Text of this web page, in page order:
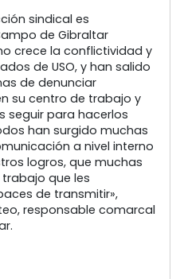
sindical es
de Gibraltar
crece la conflictividad y
de USO, y han salido
de denunciar
su centro de trabajo y
seguir para hacerlos
han surgido muchas
a nivel interno
logros, que muchas
que les
de transmitir»,
responsable comarcal